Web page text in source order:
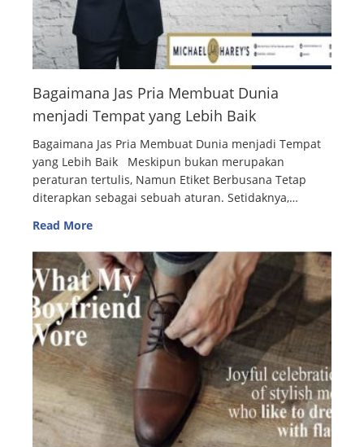
Bagaimana Jas Pria Membuat Dunia
menjadi Tempat yang Lebih Baik
Bagaimana Jas Pria Membuat Dunia menjadi Tempat
yang Lebih Baik Meskipun bukan merupakan
peraturan tertulis, Namun Etiket Berbusana Tetap
diterapkan sebagai sebuah aturan. Setidaknya,…
Read More